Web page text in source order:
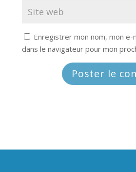
Enregistrer mon nom, mon e-
dans le navigateur pour mon